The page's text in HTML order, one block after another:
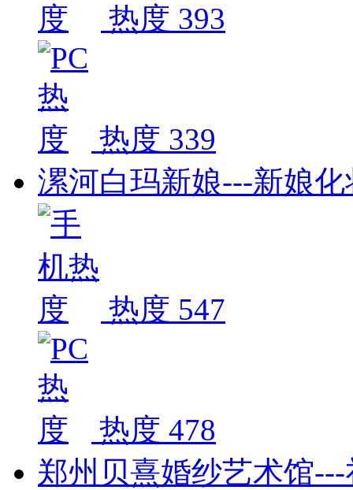
热度 393
热度 339
漯河白玛新娘---新娘化
热度 547
热度 478
郑州贝熹婚纱艺术馆